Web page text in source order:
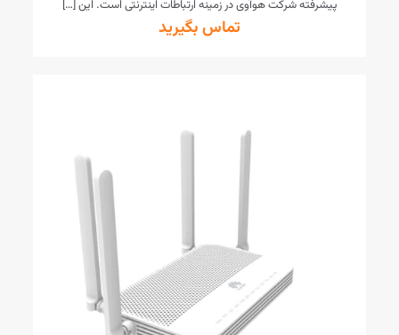
پیشرفته شرکت هوآوی در زمینه ارتباطات اینترنتی است. این[…]
تماس بگیرید